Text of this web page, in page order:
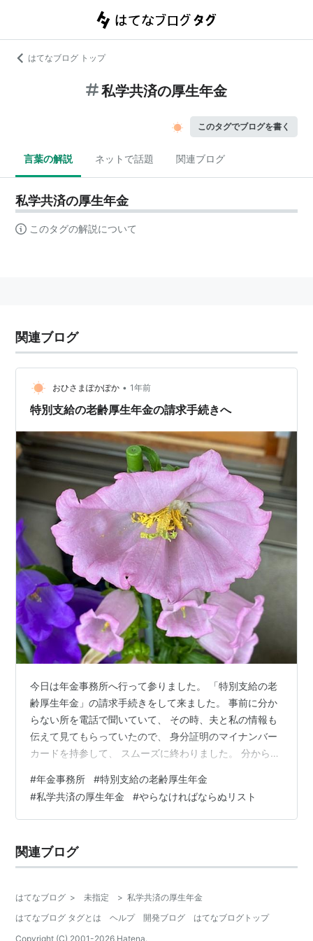
はてなブログ トップ
私学共済の厚生年金
このタグでブログを書く
言葉の解説 ネットで話題 関連ブログ
私学共済の厚生年金
このタグの解説について
関連ブログ
おひさまぽかぽか • 1年前
特別支給の老齢厚生年金の請求手続きへ
今日は年金事務所へ行って参りました。 「特別支給の老
齢厚生年金」の請求手続きをして来ました。 事前に分か
らない所を電話で聞いていて、 その時、夫と私の情報も
伝えて見てもらっていたので、 身分証明のマイナンバー
カードを持参して、 スムーズに終わりました。 分からな
いながら記入しました。 普通の特別支給の老齢厚生年金
は、 私の場合は63歳からなのですけど、 「私学共済の
厚生年金」も１年間分あって これは 男性の方の年齢規定
なる時、老齢基礎年金の手続きと、 私学共済の請求手続
きと ２つやらなけ…
#年金事務所 #特別支給の老齢厚生年金
#私学共済の厚生年金 #やらなければならぬリスト
関連ブログ
はてなブログ > 未指定 > 私学共済の厚生年金
はてなブログ タグとは
ヘルプ 開発ブログ
はてなブログトップ
Copyright (C) 2001-2026 Hatena.